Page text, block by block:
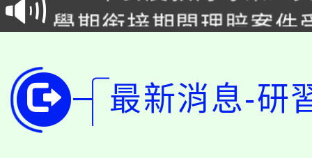
程
學期銜接期間理賠案件
版
公告本校115學年度第
代理(課)教師甄選結果(
「2026金融保險知識
最新消息-研